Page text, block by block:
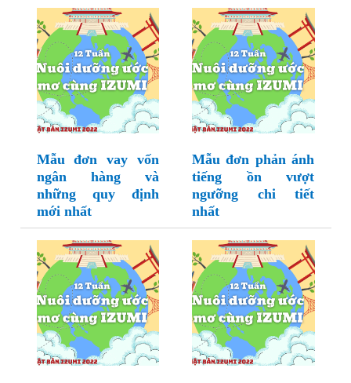
Mẫu đơn vay vốn
ngân hàng và
những quy định
mới nhất
Mẫu đơn phản ánh
tiếng ồn vượt
ngưỡng chi tiết
nhất